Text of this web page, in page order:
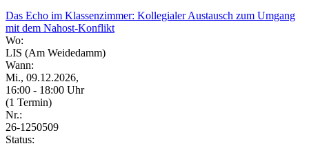
Das Echo im Klassenzimmer: Kollegialer Austausch zum Umgang
mit dem Nahost-Konflikt
Wo:
LIS (Am Weidedamm)
Wann:
Mi., 09.12.2026,
16:00 - 18:00 Uhr
(1 Termin)
Nr.:
26-1250509
Status: